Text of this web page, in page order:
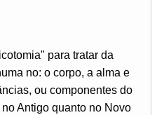
para tratar da
no: o corpo, a alma e
ou componentes do
Antigo quanto no Novo